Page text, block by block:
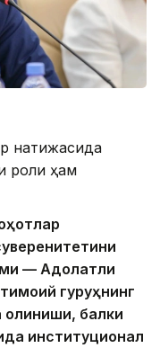
натижасида
роли ҳам
— Адолатли
гуруҳнинг
олиниши, балки
институционал